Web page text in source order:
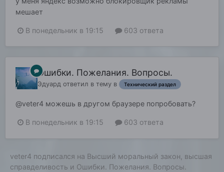
мешает
В понедельник в 19:15 603 ответа
Ошибки. Пожелания. Вопросы.
Эдуард ответил в тему в Технический раздел
@veter4 можешь в другом браузере попробовать?
В понедельник в 19:15 603 ответа
veter4 подписался на Высший моральный закон, высшая
справделивость и Ошибки. Пожелания. Вопросы.